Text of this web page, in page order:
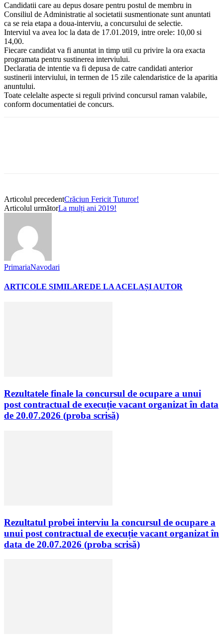
Candidatii care au depus dosare pentru postul de membru in
Consiliul de Administratie al societatii susmentionate sunt anuntati
ca se reia etapa a doua-interviu, a concursului de selectie.
Interviul va avea loc la data de 17.01.2019, intre orele: 10,00 si
14,00.
Fiecare candidat va fi anuntat in timp util cu privire la ora exacta
programata pentru sustinerea interviului.
Declaratia de intentie va fi depusa de catre candidati anterior
sustinerii interviului, in termen de 15 zile calendaristice de la aparitia
anuntului.
Toate celelalte aspecte si reguli privind concursul raman valabile,
conform documentatiei de concurs.
Articolul precedentCrăciun Fericit Tuturor!
Articolul următorLa mulți ani 2019!
PrimariaNavodari
ARTICOLE SIMILAREDE LA ACELAȘI AUTOR
Rezultatele finale la concursul de ocupare a unui
post contractual de execuție vacant organizat în data
de 20.07.2026 (proba scrisă)
Rezultatul probei interviu la concursul de ocupare a
unui post contractual de execuție vacant organizat în
data de 20.07.2026 (proba scrisă)